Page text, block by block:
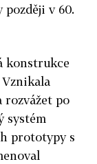
později v 60.
konstrukce
rozvážet po
systém
prototypy s